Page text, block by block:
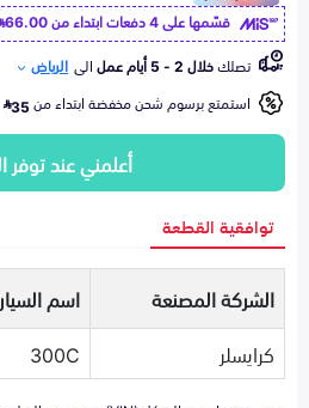
قسّمها على 4 دفعات ابتداء من
66.00
تصلكخلال 2 - 5 أيام عمل الى الرياض
استمتع برسوم شحن مخفضة ابتداء من35
أعلمني عند توفر
توافقية القطعة
الشركة المصنعة اسم
كرايسلر
300C